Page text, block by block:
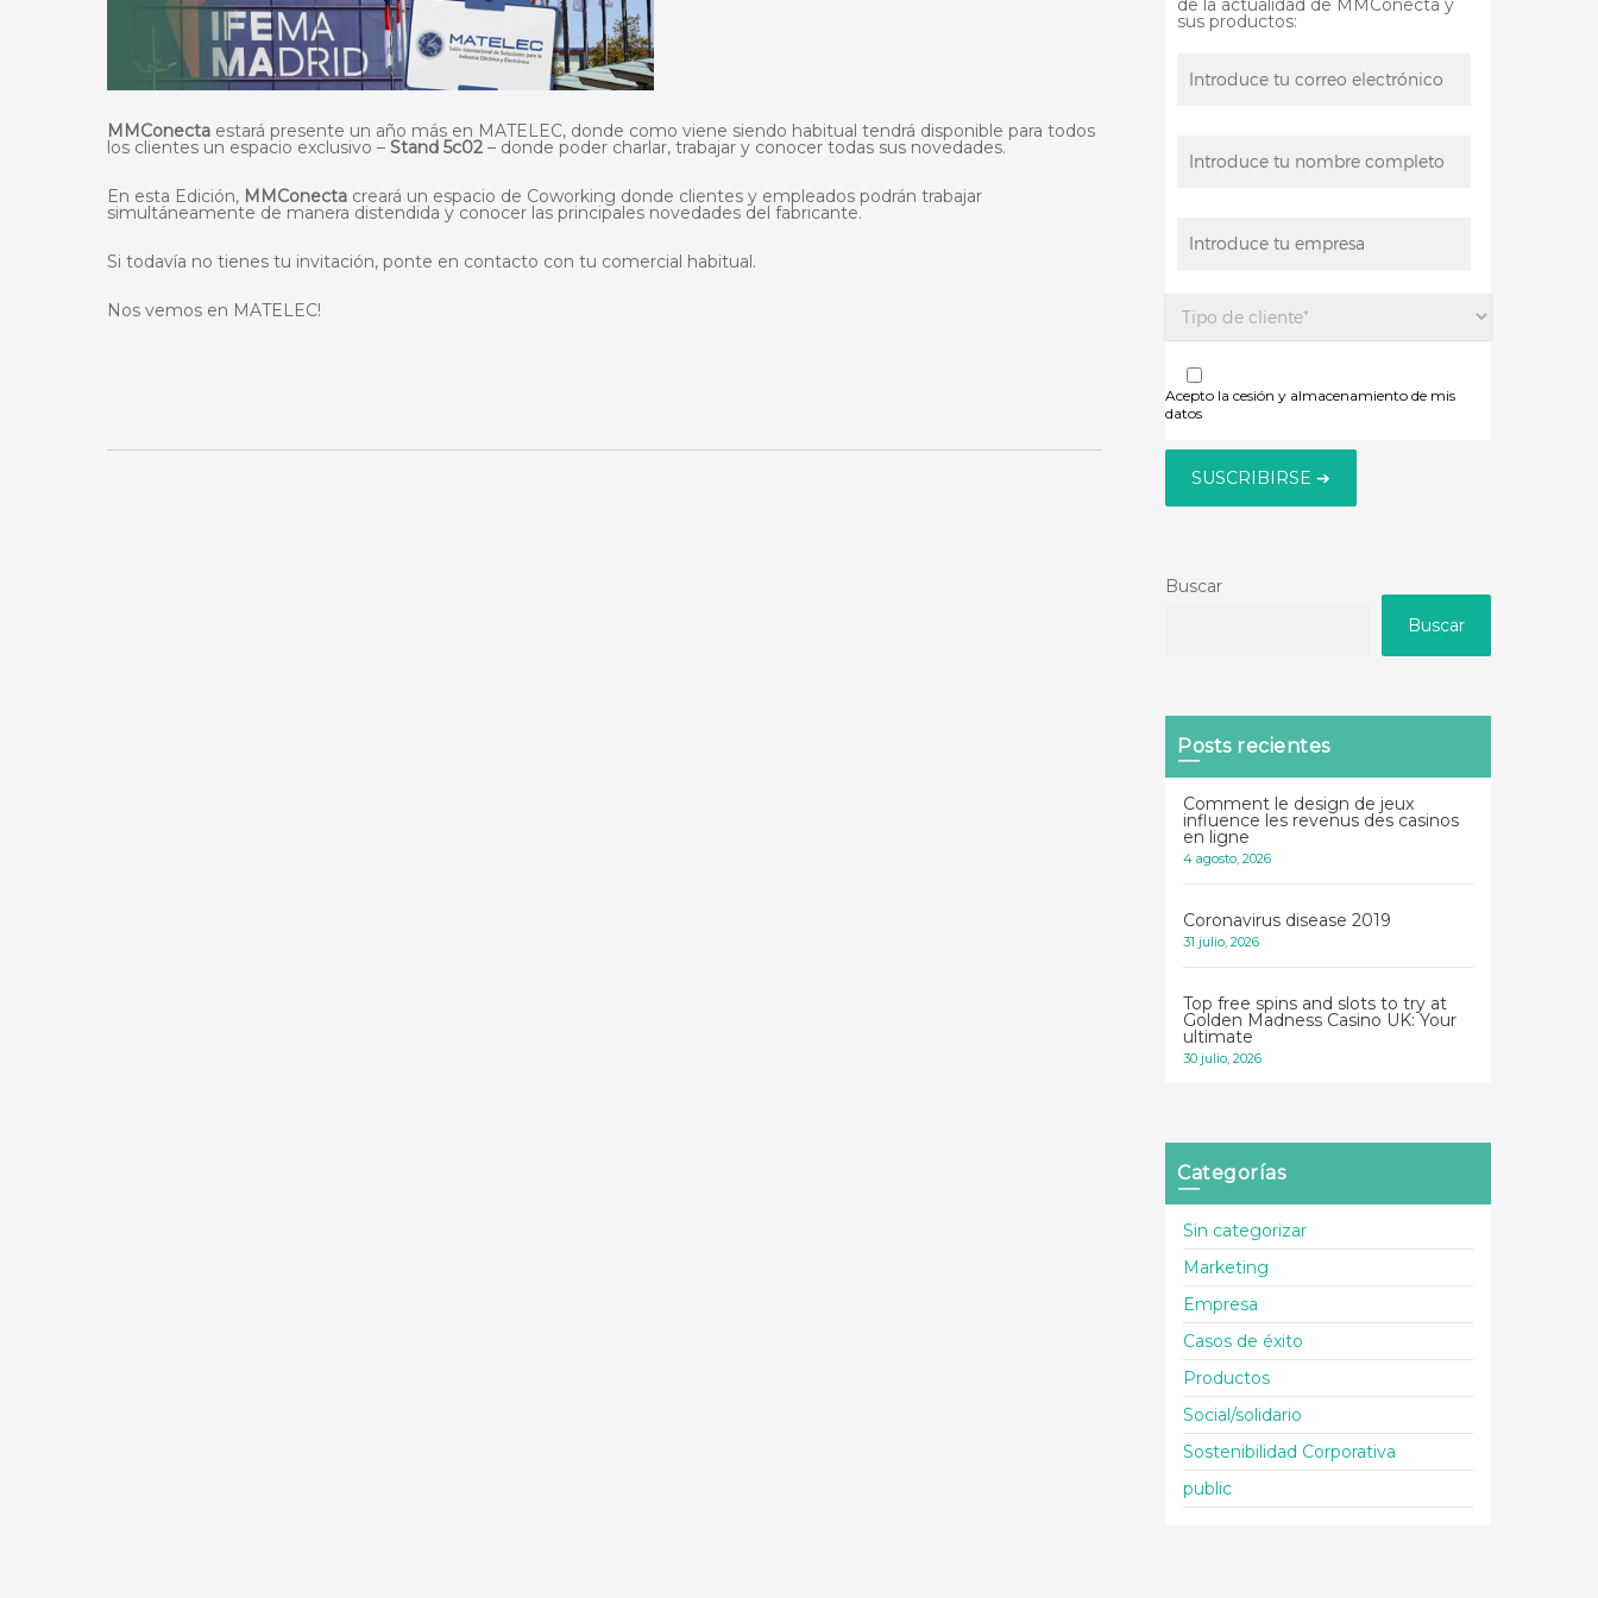
MMConecta estará presente un año más en MATELEC, donde como viene siendo habitual tendrá disponible para todos
los clientes un espacio exclusivo – Stand 5c02 – donde poder charlar, trabajar y conocer todas sus novedades.
En esta Edición, MMConecta creará un espacio de Coworking donde clientes y empleados podrán trabajar
simultáneamente de manera distendida y conocer las principales novedades del fabricante.
Si todavía no tienes tu invitación, ponte en contacto con tu comercial habitual.
Nos vemos en MATELEC!
de la actualidad de MMConecta y
sus productos:
Acepto la cesión y almacenamiento de mis
datos
Buscar
Buscar
Posts recientes
Comment le design de jeux
influence les revenus des casinos
en ligne
4 agosto, 2026
Coronavirus disease 2019
31 julio, 2026
Top free spins and slots to try at
Golden Madness Casino UK: Your
ultimate
30 julio, 2026
Categorías
Sin categorizar
Marketing
Empresa
Casos de éxito
Productos
Social/solidario
Sostenibilidad Corporativa
public